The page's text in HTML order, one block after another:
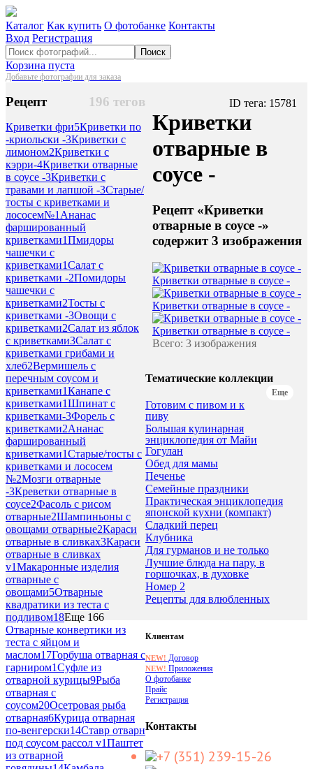
Каталог Как купить О фотобанке Контакты
Вход Регистрация
Поиск
Корзина пуста
Добавьте фотографии для заказа
196 тегов
Рецепт
Криветки фри5Криветки по
-криольски -3Криветки с
лимоном2Криветки с
кэрри-4Криветки отварные
в соусе -3Криветки с
травами и лапшой -3Старые/
тосты с криветками и
лососем№1Ананас
фаршированный
криветками1Пмидоры
чашечки с
криветками1Салат с
криветками -2Помидоры
чашечки с
криветками2Тосты с
криветками -3Овощи с
криветками2Салат из яблок
с криветками3Салат с
криветками грибами и
хлеб2Вермишель с
перечным соусом и
криветками1Канапе с
криветками1Шпинат с
криветками-3Форель с
криветками2Ананас
фаршированный
криветками1Старые/тосты с
криветками и лососем
№2Мозги отварные
-3Креветки отварные в
соусе2Фасоль с рисом
отварные2Шампиньоны с
овощами отварные2Караси
отварные в сливках3Караси
отварные в сливках
v1Макаронные изделия
отварные с
овощами5Отварные
квадратики из теста с
подливом18Еще 166
Отварные конвертики из
теста с яйцом и
маслом17Горбуша отварная с
гарниром1Суфле из
отварной курицы9Рыба
отварная с
соусом20Осетровая рыба
отварная6Курица отварная
по-венгерски14Ставр отварн
под соусом рассол v1Паштет
из отварной
ID тега: 15781
Криветки
отварные в
соусе -
Рецепт «Криветки
отварные в соусе -»
содержит 3 изображения
Криветки отварные в соусе -
Криветки отварные в соусе -
Криветки отварные в соусе -
Всего: 3 изображения
Тематические коллекции
Еще
Готовим с пивом и к
пиву
Большая кулинарная
энциклопедия от Майи
Гогулан
Обед для мамы
Печенье
Семейные праздники
Практическая энциклопедия
японской кухни (компакт)
Сладкий перец
Клубника
Для гурманов и не только
Лучшие блюда на пару, в
горшочках, в духовке
Номер 2
Рецепты для влюбленных
Клиентам
NEW! Договор
NEW! Приложения
О фотобанке
Прайс
Регистрация
Контакты
+7 (351) 239-15-26